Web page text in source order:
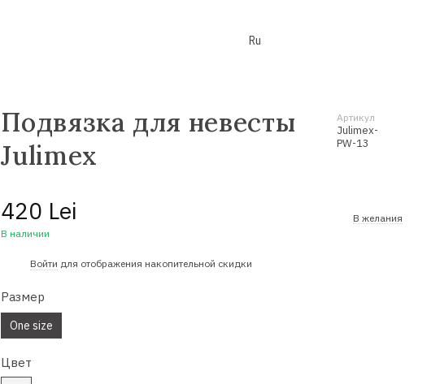
Ru
Подвязка для невесты
Julimex
Артикул
Julimex-
PW-13
420 Lei
В наличии
В желания
Войти для отображения накопительной скидки
Размер
One size
Цвет